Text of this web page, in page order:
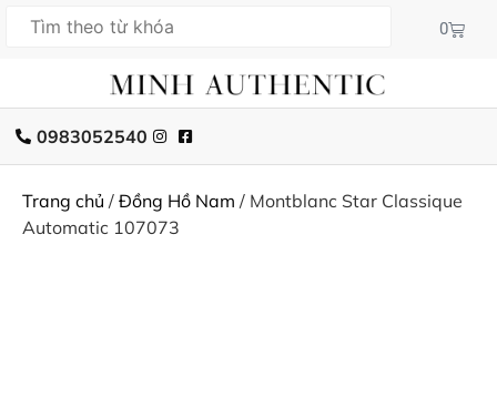
0
0983052540
Trang chủ / Đồng Hồ Nam / Montblanc Star Classique
Automatic 107073